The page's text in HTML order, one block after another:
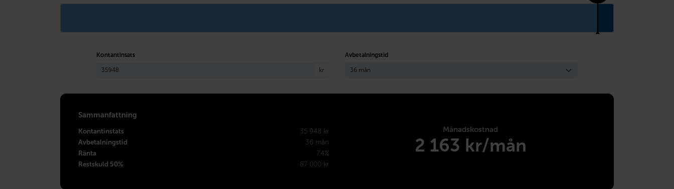
Kontantinsats
kr
Avbetalningstid
Sammanfattning
Kontantinstats
35 948 kr
Avbetalningstid
36 mån
Ränta
7.4%
Restskuld 50%
87 000 kr
Månadskostnad
2 163 kr/mån